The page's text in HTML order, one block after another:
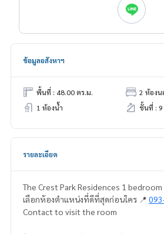
ข้อมูลอสังหาฯ
พื้นที่ : 48.00 ตร.ม.
2 ห้อง
1 ห้องน้ำ
ชั้นที่ : 9
รายละเอียด
The Crest Park Residences 1 bedroom
เลือกห้องตำแหน่งที่ดีที่สุดก่อนใคร 📍
Contact to visit the room